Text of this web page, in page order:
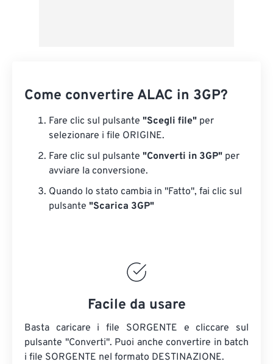
Come convertire ALAC in 3GP?
Fare clic sul pulsante "Scegli file" per
selezionare i file ORIGINE.
Fare clic sul pulsante "Converti in 3GP" per
avviare la conversione.
Quando lo stato cambia in "Fatto", fai clic sul
pulsante "Scarica 3GP"
Facile da usare
Basta caricare i file SORGENTE e cliccare sul
pulsante "Converti". Puoi anche convertire in batch
i file SORGENTE nel formato DESTINAZIONE.